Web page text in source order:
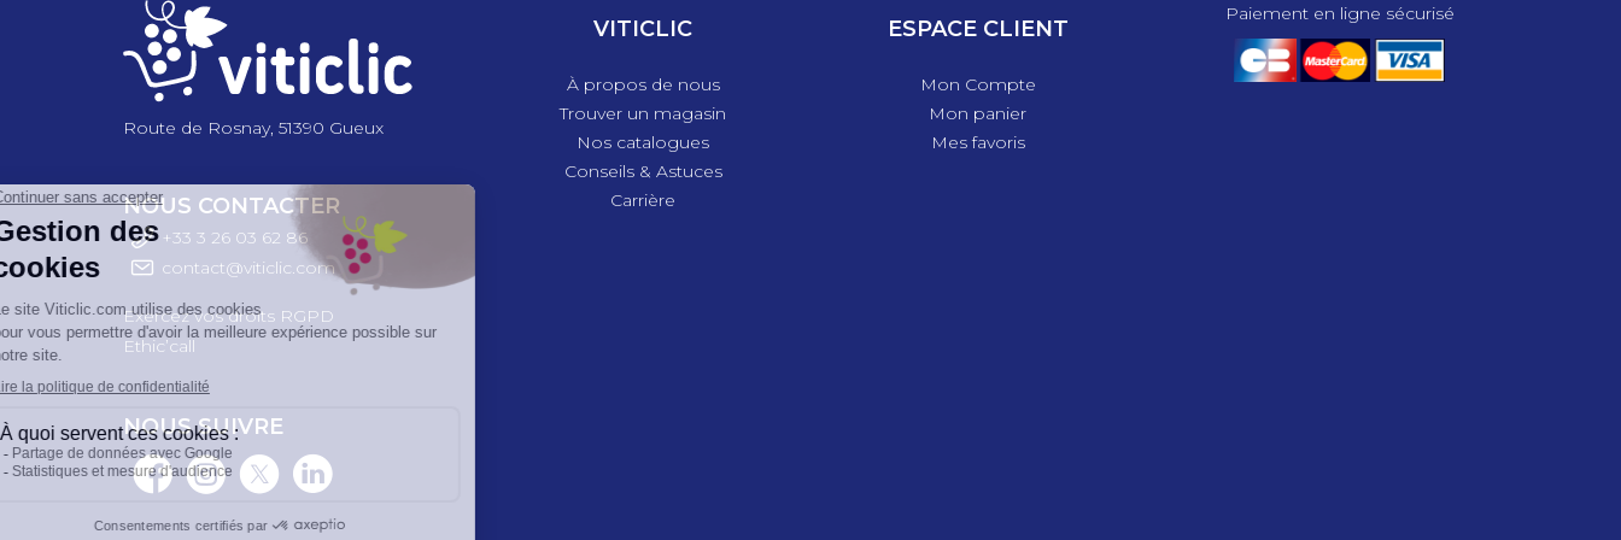
Route de Rosnay, 51390 Gueux
NOUS CONTACTER
+33 3 26 03 62 86
contact@viticlic.com
Exercez vos droits RGPD
Ethic’call
NOUS SUIVRE
VITICLIC
À propos de nous
Trouver un magasin
Nos catalogues
Conseils & Astuces
Carrière
ESPACE CLIENT
Mon Compte
Mon panier
Mes favoris
Paiement en ligne sécurisé